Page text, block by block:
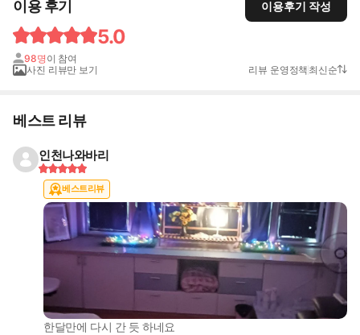
이용 후기 이용후기 작성
5.0
98명 이 참여
사진 리뷰만 보기
리뷰 운영정책 최신순
베스트 리뷰
인천나와바리
베스트리뷰
한달만에 다시 간 듯 하네요